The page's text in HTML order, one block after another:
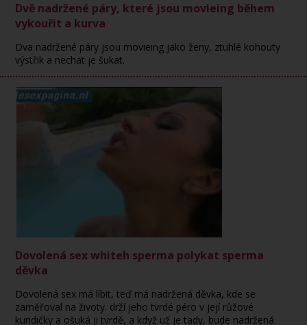
Dvě nadržené páry, které jsou movieing během
vykouřit a kurva
Dva nadržené páry jsou movieing jako ženy, ztuhlé kohouty
výstřik a nechat je šukat.
Dovolená sex whiteh sperma polykat sperma
děvka
Dovolená sex má líbit, teď má nadržená děvka, kde se
zaměřoval na životy. drží jeho tvrdé péro v její růžové
kundičky a ošuká ji tvrdě, a když už je tady, bude nadržená